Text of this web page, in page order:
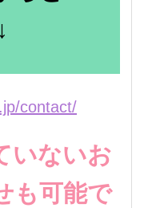
contact/
いないお
も可能で